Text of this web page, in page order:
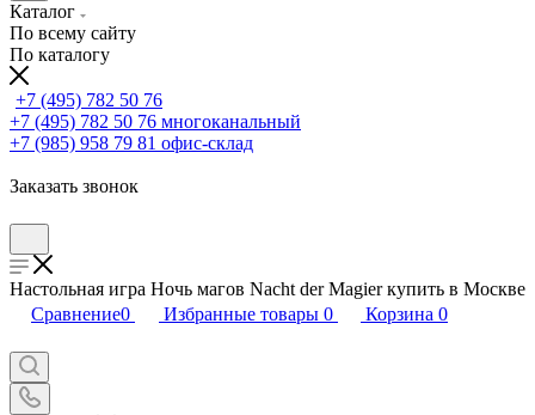
Каталог
По всему сайту
По каталогу
+7 (495) 782 50 76
+7 (495) 782 50 76 многоканальный
+7 (985) 958 79 81 офис-склад
Заказать звонок
Настольная игра Ночь магов Nacht der Magier купить в Москве
Сравнение0 Избранные товары 0 Корзина 0